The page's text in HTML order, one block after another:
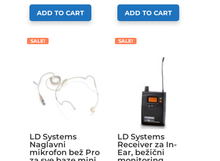
ADD TO CART ADD TO CART
SALE!
LD Systems
Naglavni
mikrofon bež Pro
SALE!
LD Systems
Receiver za In-
Ear, bežični